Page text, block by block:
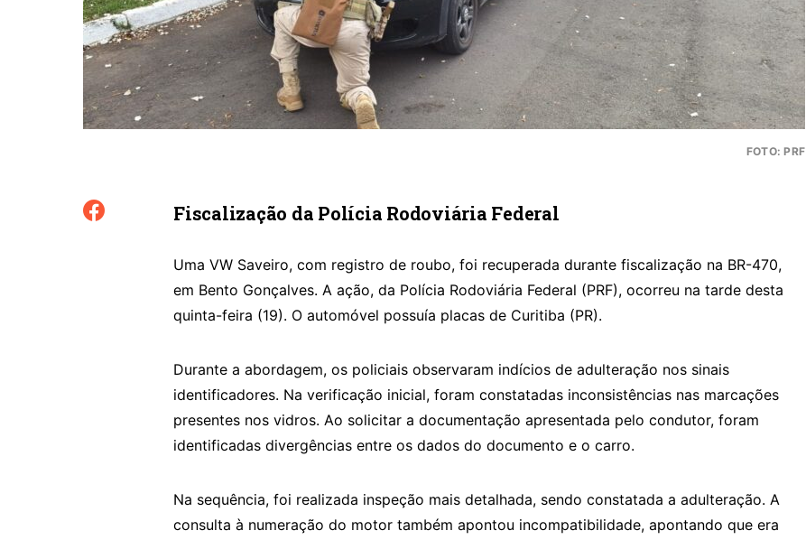
FOTO: PRF
Fiscalização da Polícia Rodoviária Federal
Uma VW Saveiro, com registro de roubo, foi recuperada durante fiscalização na BR-470,
em Bento Gonçalves. A ação, da Polícia Rodoviária Federal (PRF), ocorreu na tarde desta
quinta-feira (19). O automóvel possuía placas de Curitiba (PR).
Durante a abordagem, os policiais observaram indícios de adulteração nos sinais
identificadores. Na verificação inicial, foram constatadas inconsistências nas marcações
presentes nos vidros. Ao solicitar a documentação apresentada pelo condutor, foram
identificadas divergências entre os dados do documento e o carro.
Na sequência, foi realizada inspeção mais detalhada, sendo constatada a adulteração. A
consulta à numeração do motor também apontou incompatibilidade, apontando que era